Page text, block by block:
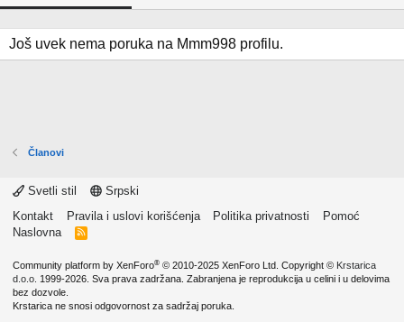
Još uvek nema poruka na Mmm998 profilu.
Članovi
Svetli stil
Srpski
Kontakt
Pravila i uslovi korišćenja Politika privatnosti
Pomoć
Naslovna
R
Community platform by XenForo® © 2010-2025 XenForo Ltd. Copyright © Krstarica
d.o.o. 1999-2026. Sva prava zadržana. Zabranjena je reprodukcija u celini i u delovima
bez dozvole.
Krstarica ne snosi odgovornost za sadržaj poruka.